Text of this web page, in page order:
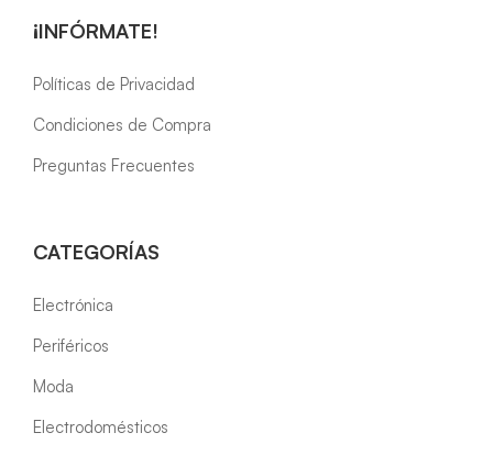
¡INFÓRMATE!
Políticas de Privacidad
Condiciones de Compra
Preguntas Frecuentes
CATEGORÍAS
Electrónica
Periféricos
Moda
Electrodomésticos